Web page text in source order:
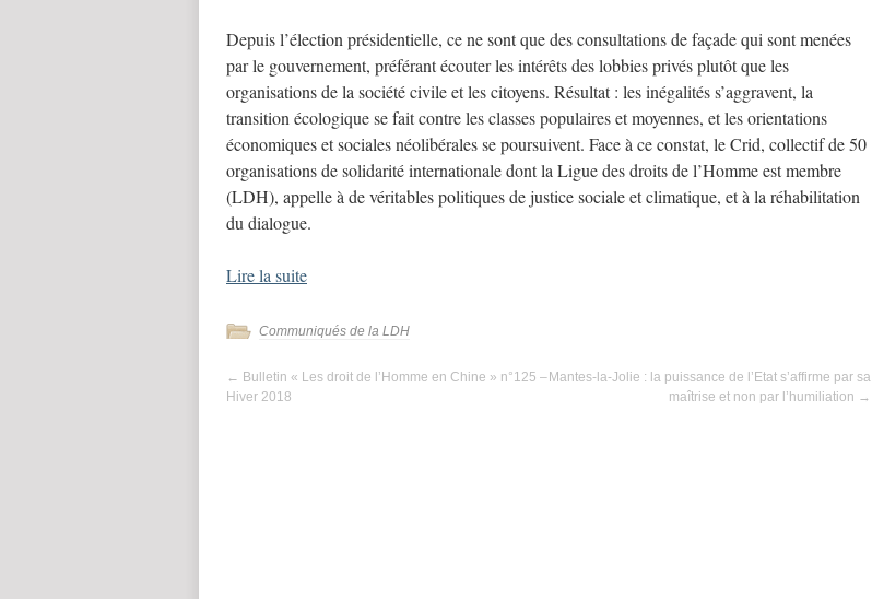
Depuis l’élection présidentielle, ce ne sont que des consultations de façade qui sont menées
par le gouvernement, préférant écouter les intérêts des lobbies privés plutôt que les
organisations de la société civile et les citoyens. Résultat : les inégalités s’aggravent, la
transition écologique se fait contre les classes populaires et moyennes, et les orientations
économiques et sociales néolibérales se poursuivent. Face à ce constat, le Crid, collectif de 50
organisations de solidarité internationale dont la Ligue des droits de l’Homme est membre
(LDH), appelle à de véritables politiques de justice sociale et climatique, et à la réhabilitation
du dialogue.
Lire la suite
Communiqués de la LDH
← Bulletin « Les droit de l’Homme en Chine » n°125 –
Hiver 2018
Mantes-la-Jolie : la puissance de l’Etat s’affirme par sa
maîtrise et non par l’humiliation →